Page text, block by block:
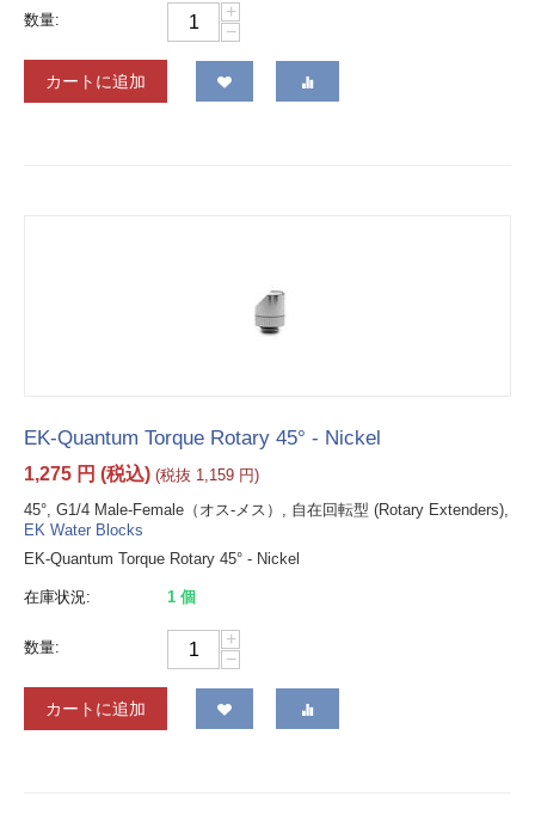
数量:
+
−
カートに追加
EK-Quantum Torque Rotary 45° - Nickel
1,275 円 (税込) (税抜 1,159 円)
45°, G1/4 Male-Female（オス-メス）, 自在回転型 (Rotary Extenders),
EK Water Blocks
EK-Quantum Torque Rotary 45° - Nickel
在庫状況: 1 個
数量:
+
−
カートに追加